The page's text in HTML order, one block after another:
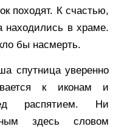
походят. К счастью,
находились в храме.
бы насмерть.
спутница уверенно
к иконам и
распятием. Ни
здесь словом